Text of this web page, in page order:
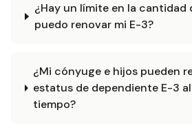
¿Hay un límite en la cantidad
puedo renovar mi E-3?
¿Mi cónyuge e hijos pueden
estatus de dependiente E-3
tiempo?